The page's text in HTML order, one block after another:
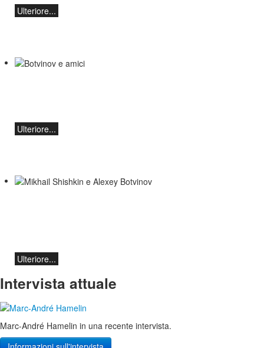
Ulteriore...
Ulteriore...
Ulteriore...
Intervista attuale
Marc-André Hamelin in una recente intervista.